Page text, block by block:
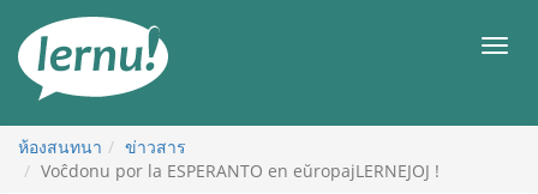
สารบัญ
เมนู
ห้องสนทนา
ข่าวสาร
Voĉdonu por la ESPERANTO en eŭropajLERNEJOJ !